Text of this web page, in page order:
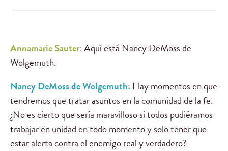
Annamarie Sauter:Aquí está Nancy DeMoss de
Wolgemuth.
Nancy DeMoss de Wolgemuth: Hay momentos en que
tendremos que tratar asuntos en la comunidad de la fe.
¿No es cierto que sería maravilloso si todos pudiéramos
trabajar en unidad en todo momento y solo tener que
estar alerta contra el enemigo real y verdadero?